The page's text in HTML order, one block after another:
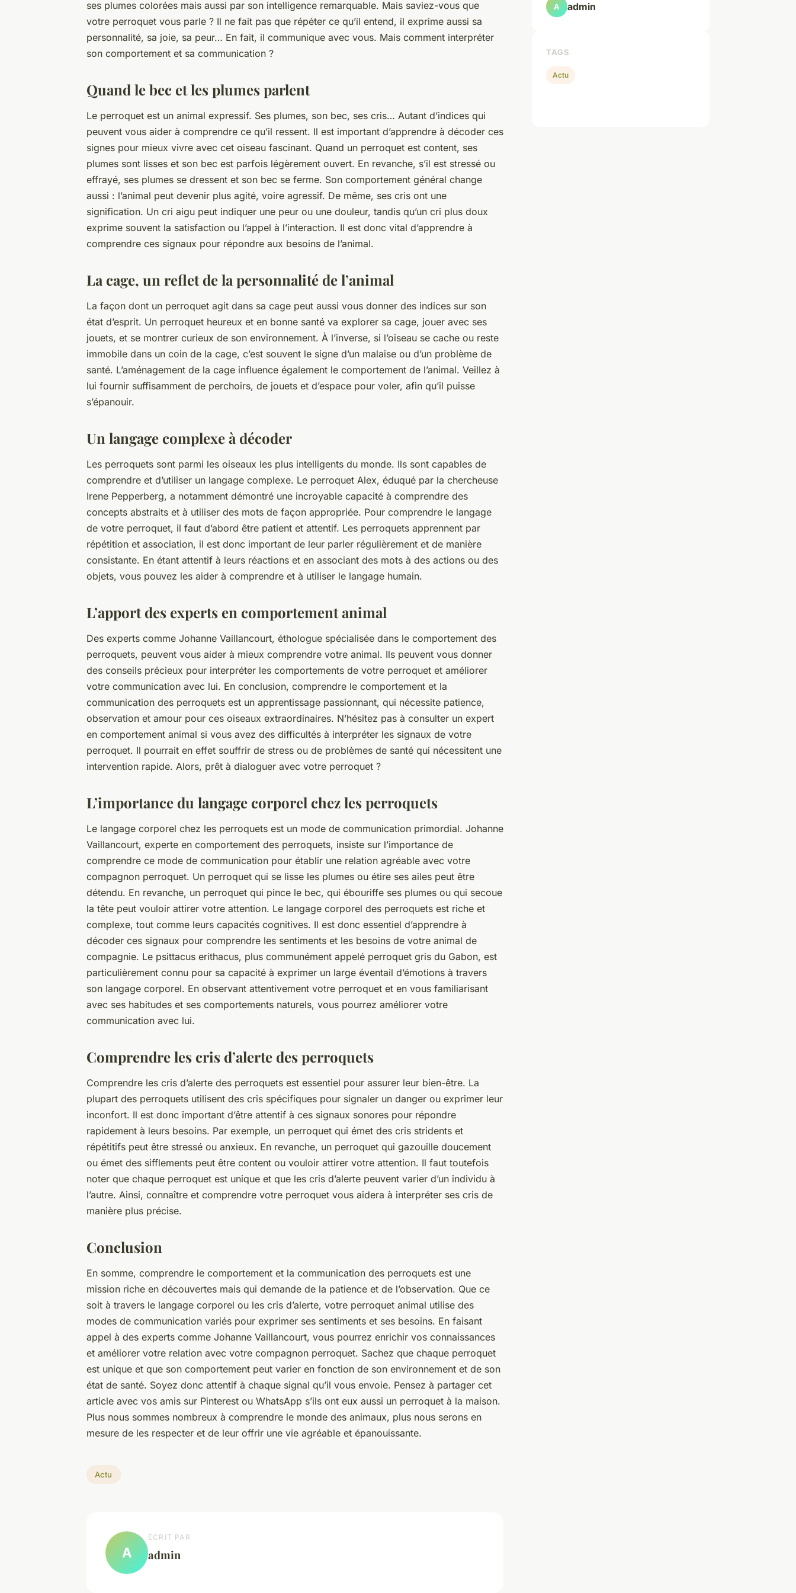
ses plumes colorées mais aussi par son intelligence remarquable. Mais saviez-vous que
votre perroquet vous parle ? Il ne fait pas que répéter ce qu’il entend, il exprime aussi sa
personnalité, sa joie, sa peur… En fait, il communique avec vous. Mais comment interpréter
son comportement et sa communication ?
Quand le bec et les plumes parlent
Le perroquet est un animal expressif. Ses plumes, son bec, ses cris… Autant d’indices qui
peuvent vous aider à comprendre ce qu’il ressent. Il est important d’apprendre à décoder ces
signes pour mieux vivre avec cet oiseau fascinant. Quand un perroquet est content, ses
plumes sont lisses et son bec est parfois légèrement ouvert. En revanche, s’il est stressé ou
effrayé, ses plumes se dressent et son bec se ferme. Son comportement général change
aussi : l’animal peut devenir plus agité, voire agressif. De même, ses cris ont une
signification. Un cri aigu peut indiquer une peur ou une douleur, tandis qu’un cri plus doux
exprime souvent la satisfaction ou l’appel à l’interaction. Il est donc vital d’apprendre à
comprendre ces signaux pour répondre aux besoins de l’animal.
La cage, un reflet de la personnalité de l’animal
La façon dont un perroquet agit dans sa cage peut aussi vous donner des indices sur son
état d’esprit. Un perroquet heureux et en bonne santé va explorer sa cage, jouer avec ses
jouets, et se montrer curieux de son environnement. À l’inverse, si l’oiseau se cache ou reste
immobile dans un coin de la cage, c’est souvent le signe d’un malaise ou d’un problème de
santé. L’aménagement de la cage influence également le comportement de l’animal. Veillez à
lui fournir suffisamment de perchoirs, de jouets et d’espace pour voler, afin qu’il puisse
s’épanouir.
Un langage complexe à décoder
Les perroquets sont parmi les oiseaux les plus intelligents du monde. Ils sont capables de
comprendre et d’utiliser un langage complexe. Le perroquet Alex, éduqué par la chercheuse
Irene Pepperberg, a notamment démontré une incroyable capacité à comprendre des
concepts abstraits et à utiliser des mots de façon appropriée. Pour comprendre le langage
de votre perroquet, il faut d’abord être patient et attentif. Les perroquets apprennent par
répétition et association, il est donc important de leur parler régulièrement et de manière
consistante. En étant attentif à leurs réactions et en associant des mots à des actions ou des
objets, vous pouvez les aider à comprendre et à utiliser le langage humain.
L’apport des experts en comportement animal
Des experts comme Johanne Vaillancourt, éthologue spécialisée dans le comportement des
perroquets, peuvent vous aider à mieux comprendre votre animal. Ils peuvent vous donner
des conseils précieux pour interpréter les comportements de votre perroquet et améliorer
votre communication avec lui. En conclusion, comprendre le comportement et la
communication des perroquets est un apprentissage passionnant, qui nécessite patience,
observation et amour pour ces oiseaux extraordinaires. N’hésitez pas à consulter un expert
en comportement animal si vous avez des difficultés à interpréter les signaux de votre
perroquet. Il pourrait en effet souffrir de stress ou de problèmes de santé qui nécessitent une
intervention rapide. Alors, prêt à dialoguer avec votre perroquet ?
L’importance du langage corporel chez les perroquets
Le langage corporel chez les perroquets est un mode de communication primordial. Johanne
Vaillancourt, experte en comportement des perroquets, insiste sur l’importance de
comprendre ce mode de communication pour établir une relation agréable avec votre
compagnon perroquet. Un perroquet qui se lisse les plumes ou étire ses ailes peut être
détendu. En revanche, un perroquet qui pince le bec, qui ébouriffe ses plumes ou qui secoue
la tête peut vouloir attirer votre attention. Le langage corporel des perroquets est riche et
complexe, tout comme leurs capacités cognitives. Il est donc essentiel d’apprendre à
décoder ces signaux pour comprendre les sentiments et les besoins de votre animal de
compagnie. Le psittacus erithacus, plus communément appelé perroquet gris du Gabon, est
particulièrement connu pour sa capacité à exprimer un large éventail d’émotions à travers
son langage corporel. En observant attentivement votre perroquet et en vous familiarisant
avec ses habitudes et ses comportements naturels, vous pourrez améliorer votre
communication avec lui.
Comprendre les cris d’alerte des perroquets
Comprendre les cris d’alerte des perroquets est essentiel pour assurer leur bien-être. La
plupart des perroquets utilisent des cris spécifiques pour signaler un danger ou exprimer leur
inconfort. Il est donc important d’être attentif à ces signaux sonores pour répondre
rapidement à leurs besoins. Par exemple, un perroquet qui émet des cris stridents et
répétitifs peut être stressé ou anxieux. En revanche, un perroquet qui gazouille doucement
ou émet des sifflements peut être content ou vouloir attirer votre attention. Il faut toutefois
noter que chaque perroquet est unique et que les cris d’alerte peuvent varier d’un individu à
l’autre. Ainsi, connaître et comprendre votre perroquet vous aidera à interpréter ses cris de
manière plus précise.
Conclusion
En somme, comprendre le comportement et la communication des perroquets est une
mission riche en découvertes mais qui demande de la patience et de l’observation. Que ce
soit à travers le langage corporel ou les cris d’alerte, votre perroquet animal utilise des
modes de communication variés pour exprimer ses sentiments et ses besoins. En faisant
appel à des experts comme Johanne Vaillancourt, vous pourrez enrichir vos connaissances
et améliorer votre relation avec votre compagnon perroquet. Sachez que chaque perroquet
est unique et que son comportement peut varier en fonction de son environnement et de son
état de santé. Soyez donc attentif à chaque signal qu’il vous envoie. Pensez à partager cet
article avec vos amis sur Pinterest ou WhatsApp s’ils ont eux aussi un perroquet à la maison.
Plus nous sommes nombreux à comprendre le monde des animaux, plus nous serons en
mesure de les respecter et de leur offrir une vie agréable et épanouissante.
Actu
A
ECRIT PAR
admin
A admin
TAGS
Actu